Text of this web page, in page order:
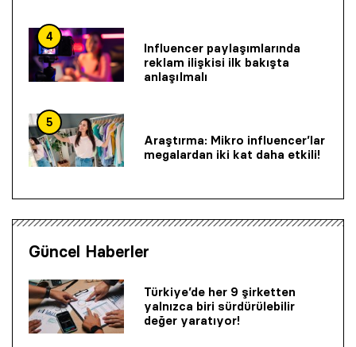
4
Influencer paylaşımlarında
reklam ilişkisi ilk bakışta
anlaşılmalı
5
Araştırma: Mikro influencer’lar
megalardan iki kat daha etkili!
Güncel Haberler
Türkiye’de her 9 şirketten
yalnızca biri sürdürülebilir
değer yaratıyor!